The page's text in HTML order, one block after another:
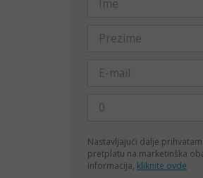
Nastavljajući dalje prihvatam
pretplatu na marketinška
informacija, kliknite ovde